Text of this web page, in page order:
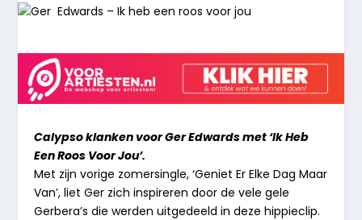
Calypso klanken voor Ger Edwards met ‘Ik Heb
Een Roos Voor Jou’.
Met zijn vorige zomersingle, ‘Geniet Er Elke Dag Maar
Van’, liet Ger zich inspireren door de vele gele
Gerbera’s die werden uitgedeeld in deze hippieclip.